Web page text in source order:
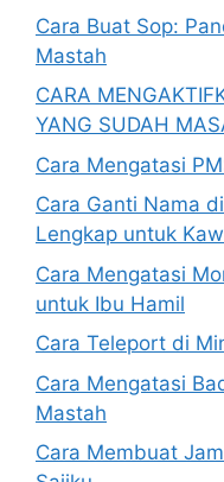
Cara Buat Sop:
Mastah
CARA
YANG SUDAH
Cara Mengatasi
Cara Ganti Nama
Lengkap untuk
Cara Mengatasi
untuk Ibu Hamil
Cara Teleport di
Cara Mengatasi
Mastah
Cara Membuat